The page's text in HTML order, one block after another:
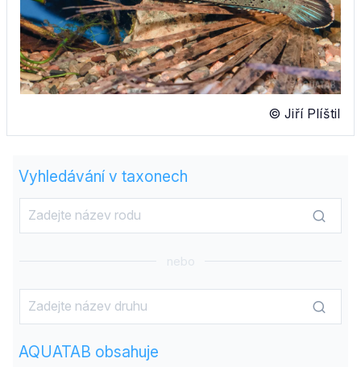
© Jiří Plíštil
Vyhledávání v taxonech
nebo
AQUATAB obsahuje